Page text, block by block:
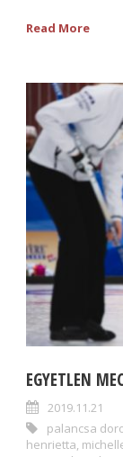
Read More
EGYETLEN
2019.11.21
palancsa
henrietta,